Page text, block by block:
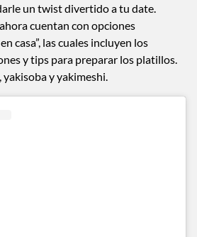
un twist divertido a tu date.
cuentan con opciones
casa”, las cuales incluyen los
y tips para preparar los platillos.
y yakimeshi.